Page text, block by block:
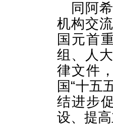
同阿
机构交
国元首
组、人
律文件
国“十五
结进步
设、提